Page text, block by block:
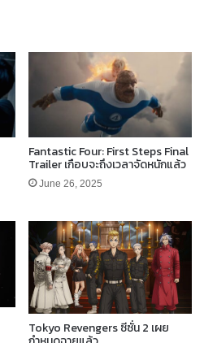
Fantastic Four: First Steps Final
Trailer เกือบจะถึงเวลาจัดหนักแล้ว
June 26, 2025
Tokyo Revengers ซีซั่น 2 เผย